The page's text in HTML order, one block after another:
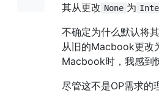
其从更改 None 为
不确定为什么默认将
从旧的Macbook更改
Macbook时，我感到
尽管这不是OP需求的